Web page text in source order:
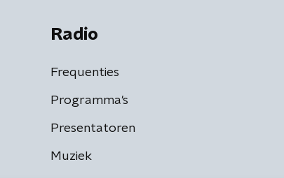
Radio
Frequenties
Programma's
Presentatoren
Muziek